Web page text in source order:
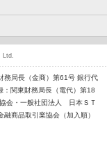
務局長（金商）第61号 銀行代
：関東財務局長（電代）第18
会・一般社団法人 日本ＳＴ
商品取引業協会（加入順）
Ltd.